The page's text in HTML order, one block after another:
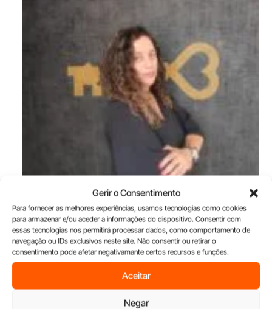
Gerir o Consentimento
Para fornecer as melhores experiências, usamos tecnologias como cookies
para armazenar e/ou aceder a informações do dispositivo. Consentir com
essas tecnologias nos permitirá processar dados, como comportamento de
navegação ou IDs exclusivos neste site. Não consentir ou retirar o
consentimento pode afetar negativamante certos recursos e funções.
Aceitar
Negar
House Comfort reforça presença no Norte com unidade na
Maia